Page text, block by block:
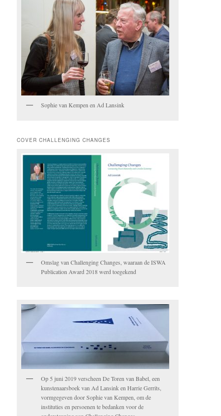
Sophie van Kempen en Ad Lansink
COVER CHALLENGING CHANGES
Omslag van Challenging Changes, waaraan de ISWA
Publication Award 2018 werd toegekend
Op 5 juni 2019 verscheen De Toren van Babel, een
kunstenaarsboek van Ad Lansink en Harrie Gerrits,
vormgegeven door Sophie van Kempen, om de
instituties en persoenen te bedanken voor de